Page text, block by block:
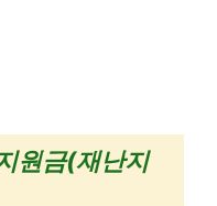
원금(재난지